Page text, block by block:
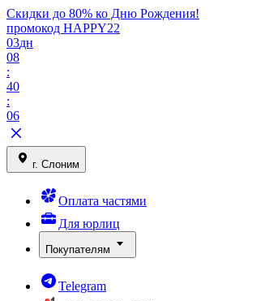
Скидки до 80% ко Дню Рождения!
промокод HAPPY22
03дн
08
:
40
:
06
г. Слоним
Оплата частями
Для юрлиц
Покупателям
Telegram